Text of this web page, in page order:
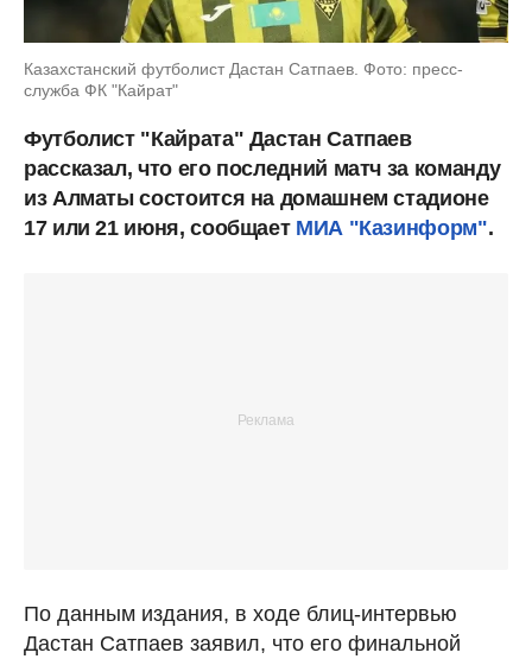
Казахстанский футболист Дастан Сатпаев. Фото: пресс-
служба ФК "Кайрат"
Футболист "Кайрата" Дастан Сатпаев
рассказал, что его последний матч за команду
из Алматы состоится на домашнем стадионе
17 или 21 июня, сообщает МИА "Казинформ".
По данным издания, в ходе блиц-интервью
Дастан Сатпаев заявил, что его финальной